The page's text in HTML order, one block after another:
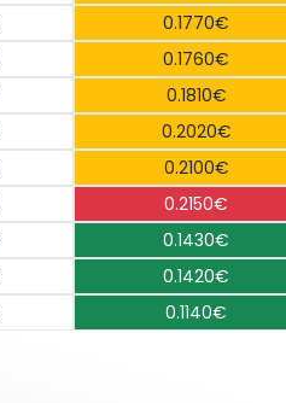
0.1770€
0.1760€
0.1810€
0.2020€
0.2100€
0.2150€
0.1430€
0.1420€
0.1140€